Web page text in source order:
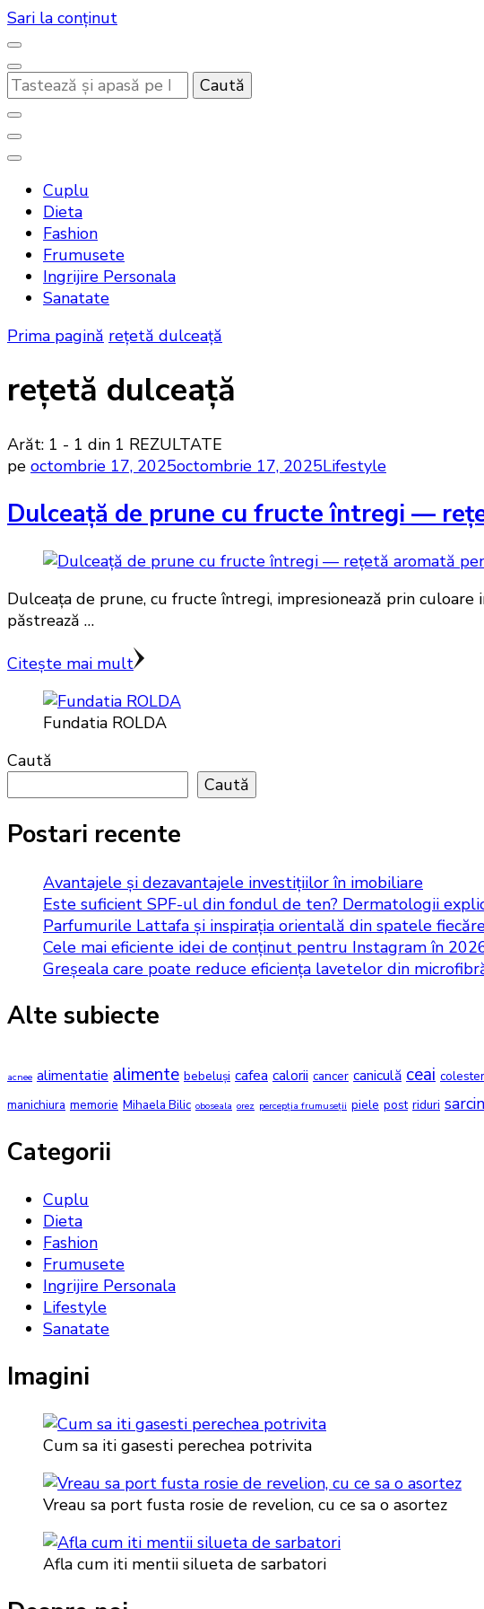
Sari la conținut
Cauți
ceva?
Bandoux
Cuplu
Dieta
Fashion
Frumusete
Ingrijire Personala
Sanatate
Prima pagină rețetă dulceață
rețetă dulceață
Arăt: 1 - 1 din 1 REZULTATE
pe octombrie 17, 2025octombrie 17, 2025Lifestyle
Dulceață de prune cu fructe întregi —
Dulceața de prune, cu fructe întregi, impresionează prin
păstrează …
Citește mai mult
Fundatia ROLDA
Caută
Caută
Postari recente
Avantajele și dezavantajele investițiilor în imobiliare
Este suficient SPF-ul din fondul de ten? Dermatologii
Parfumurile Lattafa și inspirația orientală din spatele
Cele mai eficiente idei de conținut pentru Instagram în
Greșeala care poate reduce eficiența lavetelor din
Alte subiecte
acnee alimentatie alimente bebeluși cafea calorii cancer caniculă ceai
manichiura memorie Mihaela Bilic oboseala orez percepția frumuseții piele post riduri
Categorii
Cuplu
Dieta
Fashion
Frumusete
Ingrijire Personala
Lifestyle
Sanatate
Imagini
Cum sa iti gasesti perechea potrivita
Vreau sa port fusta rosie de revelion, cu ce sa o asortez
Afla cum iti mentii silueta de sarbatori